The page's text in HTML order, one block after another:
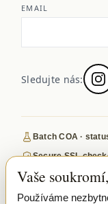
EMAIL
Sledujte nás:
Batch COA ·
Secure SSL
Discreet, tracked
Premium indoor ·
Vaše
Používáme